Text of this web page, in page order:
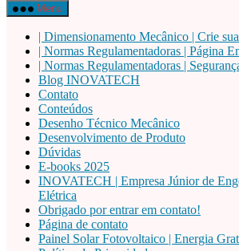
Menu
| Dimensionamento Mecânico | Crie
| Normas Regulamentadoras | Página
| Normas Regulamentadoras |
Blog INOVATECH
Contato
Conteúdos
Desenho Técnico Mecânico
Desenvolvimento de Produto
Dúvidas
E-books 2025
INOVATECH | Empresa Júnior de
Elétrica
Obrigado por entrar em contato!
Página de contato
Painel Solar Fotovoltaico | Energia